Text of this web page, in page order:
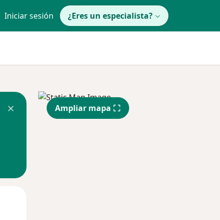
Iniciar sesión ¿Eres un especialista?
Ampliar mapa